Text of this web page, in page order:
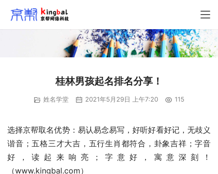
桂林男孩起名排名分享！
姓名学堂 2021年5月29日 上午7:20 115
选择京帮取名优势：易认易念易写，好听好看好记，无歧义
谐音；五格三才大吉，五行生肖都符合，卦象吉祥；字音
好，读起来响亮；字意好，寓意深刻！
（www.kingbal.com）